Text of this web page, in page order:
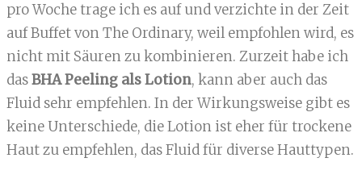
pro Woche trage ich es auf und verzichte in der Zeit
auf Buffet von The Ordinary, weil empfohlen wird, es
nicht mit Säuren zu kombinieren. Zurzeit habe ich
dasBHA Peeling als Lotion, kann aber auch das
Fluid sehr empfehlen. In der Wirkungsweise gibt es
keine Unterschiede, die Lotion ist eher für trockene
Haut zu empfehlen, das Fluid für diverse Hauttypen.